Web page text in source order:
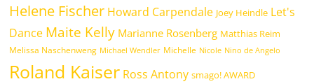
Helene Fischer Howard Carpendale Joey Heindle Let's
Dance Maite Kelly Marianne Rosenberg Matthias Reim
Melissa Naschenweng Michael Wendler Michelle Nicole Nino de Angelo
Roland Kaiser Ross Antony smago! AWARD